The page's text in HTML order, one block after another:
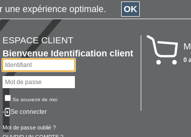
ESPACE CLIENT
Bienvenue Identification client
Se souvenir de moi
Se connecter
Mot de passe oublié ?
0
une expérience optimale. OK